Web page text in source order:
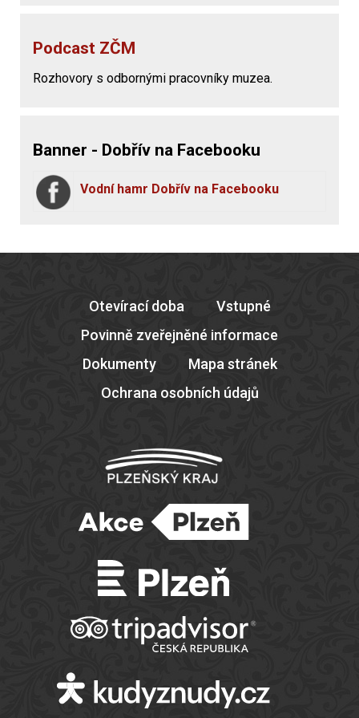
Podcast ZČM
Rozhovory s odbornými pracovníky muzea.
Banner - Dobřív na Facebooku
Vodní hamr Dobřív na Facebooku
Otevírací doba
Vstupné
Povinně zveřejněné informace
Dokumenty
Mapa stránek
Ochrana osobních údajů